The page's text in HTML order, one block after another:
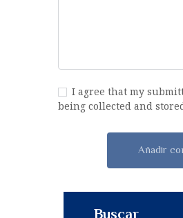
I agree that my
being collected and
Buscar